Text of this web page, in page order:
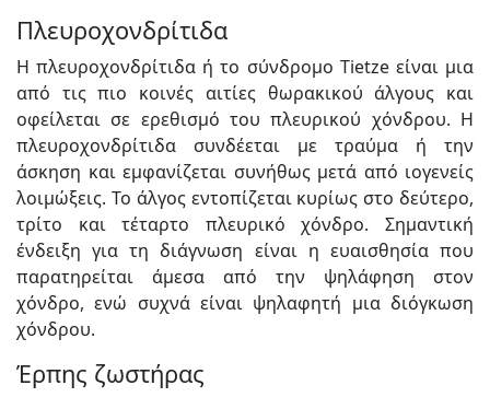
Πλευροχονδρίτιδα
Η πλευροχονδρίτιδα ή το σύνδρομο Tietze είναι μια
από τις πιο κοινές αιτίες θωρακικού άλγους και
οφείλεται σε ερεθισμό του πλευρικού χόνδρου. Η
πλευροχονδρίτιδα συνδέεται με τραύμα ή την
άσκηση και εμφανίζεται συνήθως μετά από ιογενείς
λοιμώξεις. Το άλγος εντοπίζεται κυρίως στο δεύτερο,
τρίτο και τέταρτο πλευρικό χόνδρο. Σημαντική
ένδειξη για τη διάγνωση είναι η ευαισθησία που
παρατηρείται άμεσα από την ψηλάφηση στον
χόνδρο, ενώ συχνά είναι ψηλαφητή μια διόγκωση
χόνδρου.
Έρπης ζωστήρας